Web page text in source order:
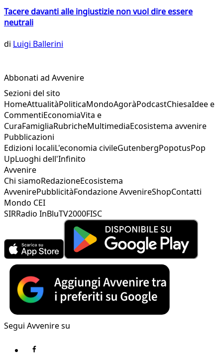
Tacere davanti alle ingiustizie non vuol dire essere
neutrali
di Luigi Ballerini
Abbonati ad Avvenire
Sezioni del sito
HomeAttualitàPoliticaMondoAgoràPodcastChiesaIdee e
CommentiEconomiaVita e
CuraFamigliaRubricheMultimediaEcosistema avvenire
Pubblicazioni
Edizioni localiL'economia civileGutenbergPopotusPop
UpLuoghi dell'Infinito
Avvenire
Chi siamoRedazioneEcosistema
AvvenirePubblicitàFondazione AvvenireShopContatti
Mondo CEI
SIRRadio InBluTV2000FISC
Segui Avvenire su